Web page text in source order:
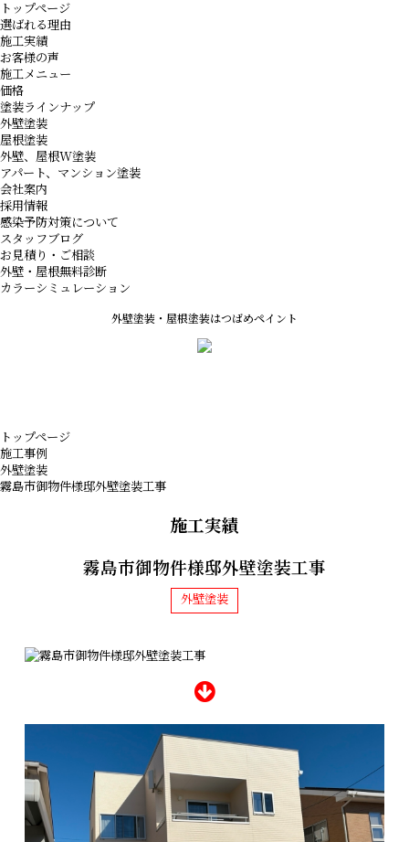
トップページ
選ばれる理由
施工実績
お客様の声
施工メニュー
価格
塗装ラインナップ
外壁塗装
屋根塗装
外壁、屋根W塗装
アパート、マンション塗装
会社案内
採用情報
感染予防対策について
スタッフブログ
お見積り・ご相談
外壁・屋根無料診断
カラーシミュレーション
外壁塗装・屋根塗装はつばめペイント
トップページ
施工事例
外壁塗装
霧島市御物件様邸外壁塗装工事
施工実績
霧島市御物件様邸外壁塗装工事
外壁塗装